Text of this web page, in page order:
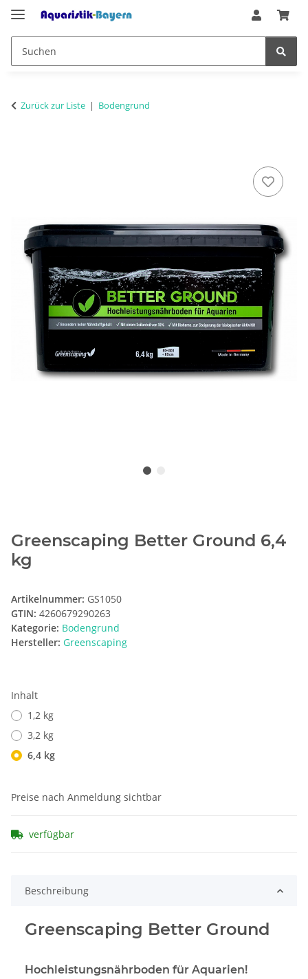
Zurück zur Liste Bodengrund
Greenscaping Better Ground 6,4
kg
Artikelnummer: GS1050
GTIN: 4260679290263
Kategorie: Bodengrund
Hersteller: Greenscaping
Inhalt
1,2 kg
3,2 kg
6,4 kg
Preise nach Anmeldung sichtbar
verfügbar
Beschreibung
Greenscaping Better Ground
Hochleistungsnährboden für Aquarien!